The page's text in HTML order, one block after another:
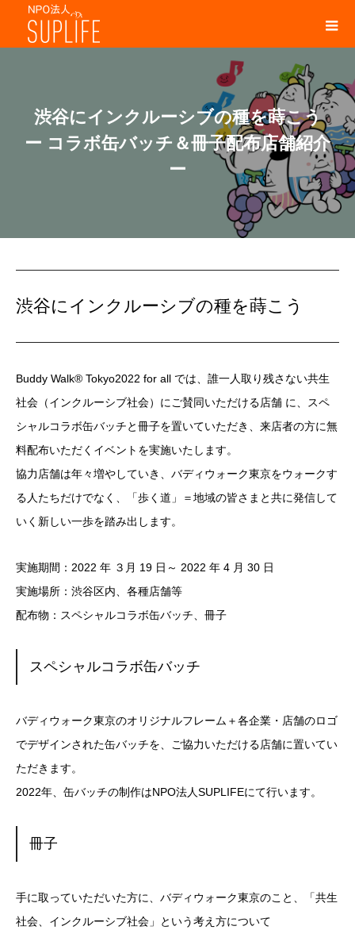
渋谷にインクルーシブの種を蒔こう
ー コラボ缶バッチ＆冊子配布店舗紹介
ー
渋谷にインクルーシブの種を蒔こう
Buddy Walk® Tokyo2022 for all では、誰一人取り残さない共生
社会（インクルーシブ社会）にご賛同いただける店舗 に、スペ
シャルコラボ缶バッチと冊子を置いていただき、来店者の方に無
料配布いただくイベントを実施いたします。
協力店舗は年々増やしていき、バディウォーク東京をウォークす
る人たちだけでなく、「歩く道」＝地域の皆さまと共に発信して
いく新しい一歩を踏み出します。
実施期間：2022 年 ３月 19 日～ 2022 年 4 月 30 日
実施場所：渋谷区内、各種店舗等
配布物：スペシャルコラボ缶バッチ、冊子
スペシャルコラボ缶バッチ
バディウォーク東京のオリジナルフレーム＋各企業・店舗のロゴ
でデザインされた缶バッチを、ご協力いただける店舗に置いてい
ただきます。
2022年、缶バッチの制作はNPO法人SUPLIFEにて行います。
冊子
手に取っていただいた方に、バディウォーク東京のこと、「共生
社会、インクルーシブ社会」という考え方について